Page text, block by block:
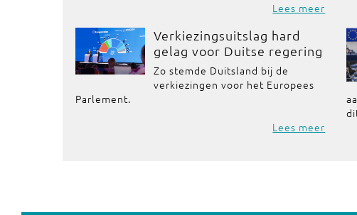
Lees meer
Verkiezingsuitslag hard
gelag voor Duitse regering
Zo stemde Duitsland bij de
verkiezingen voor het Europees
Parlement.
Lees meer